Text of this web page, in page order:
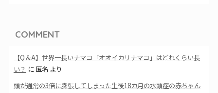
COMMENT
【Q＆A】世界一長いナマコ「オオイカリナマコ」はどれくらい長
い？ に 匿名より
頭が通常の3倍に膨張してしまった生後18カ月の水頭症の赤ちゃん